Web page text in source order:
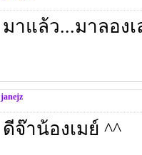
มาแล้ว...มาลอง
janejz
ดีจ๊าน้องเมย์ ^^